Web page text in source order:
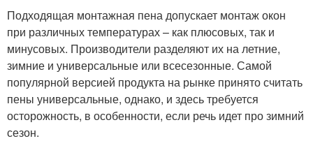
Подходящая монтажная пена допускает монтаж окон
при различных температурах – как плюсовых, так и
минусовых. Производители разделяют их на летние,
зимние и универсальные или всесезонные. Самой
популярной версией продукта на рынке принято считать
пены универсальные, однако, и здесь требуется
осторожность, в особенности, если речь идет про зимний
сезон.